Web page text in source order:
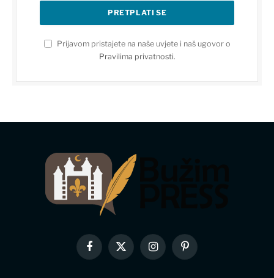
Prijavom pristajete na naše uvjete i naš ugovor o
Pravilima privatnosti.
Facebook
X
InstagramPinterest